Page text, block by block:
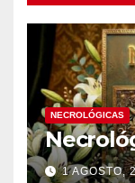
NECROLÓGICAS
1 AGOSTO,